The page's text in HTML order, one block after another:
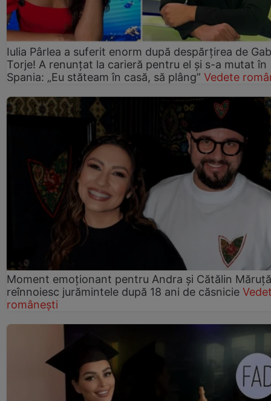
Iulia Pârlea a suferit enorm după despărțirea de
Torje! A renunțat la carieră pentru el și s-a mutat în
Spania: „Eu stăteam în casă, să plâng” Vedete
Moment emoționant pentru Andra și Cătălin
reînnoiesc jurămintele după 18 ani de căsnicie
românești